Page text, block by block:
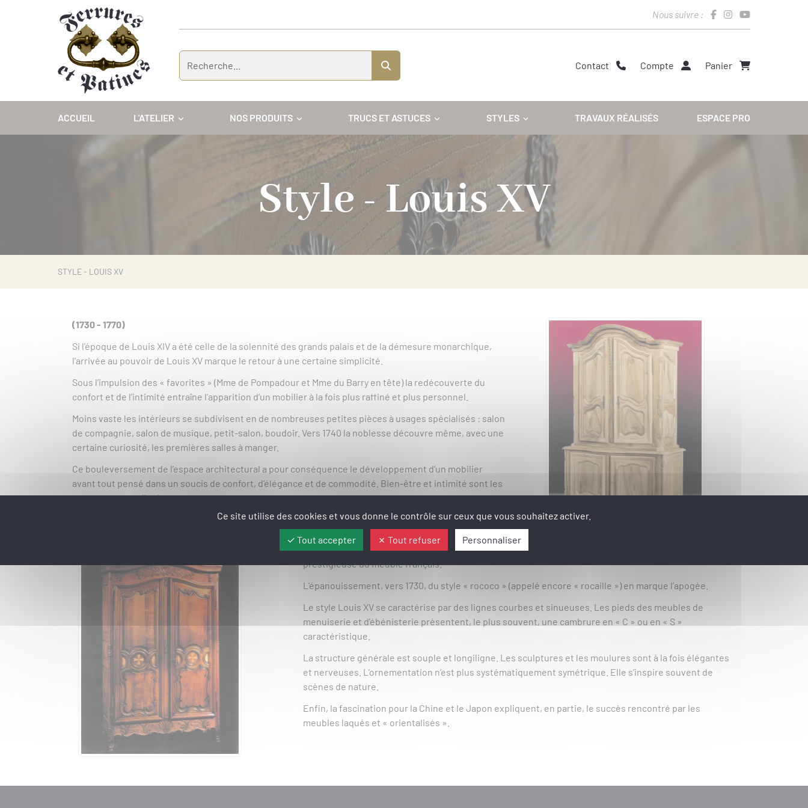
Nous suivre :
Contact Compte Panier
ACCUEIL L'ATELIER NOS PRODUITS TRUCS ET ASTUCES STYLES TRAVAUX RÉALISÉS ESPACE PRO
Style - Louis XV
STYLE - LOUIS XV
(1730 - 1770)
Si l’époque de Louis XIV a été celle de la solennité des grands palais et de la démesure monarchique,
l’arrivée au pouvoir de Louis XV marque le retour à une certaine simplicité.
Sous l’impulsion des « favorites » (Mme de Pompadour et Mme du Barry en tête) la redécouverte du
confort et de l’intimité entraîne l’apparition d’un mobilier à la fois plus raffiné et plus personnel.
Moins vaste les intérieurs se subdivisent en de nombreuses petites pièces à usages spécialisés : salon
de compagnie, salon de musique, petit-salon, boudoir. Vers 1740 la noblesse découvre même, avec une
certaine curiosité, les premières salles à manger.
Ce bouleversement de l’espace architectural a pour conséquence le développement d’un mobilier
avant tout pensé dans un soucis de confort, d’élégance et de commodité. Bien-être et intimité sont les
nouveaux mots d’ordre.
De nombreux experts s’accordent à penser que le style Louis XV est, sans conteste, la période la plus
prestigieuse du meuble français.
L’épanouissement, vers 1730, du style « rococo » (appelé encore « rocaille ») en marque l’apogée.
Le style Louis XV se caractérise par des lignes courbes et sinueuses. Les pieds des meubles de
menuiserie et d’ébénisterie présentent, le plus souvent, une cambrure en « C » ou en « S »
caractéristique.
La structure générale est souple et longiligne. Les sculptures et les moulures sont à la fois élégantes
et nerveuses. L’ornementation n’est plus systématiquement symétrique. Elle s’inspire souvent de
scènes de nature.
Enfin, la fascination pour la Chine et le Japon expliquent, en partie, le succès rencontré par les
meubles laqués et « orientalisés ».
Panneau de gestion des cookies
Ce site utilise des cookies et vous donne le contrôle sur ceux que vous souhaitez activer.
Tout accepter Tout refuser Personnaliser